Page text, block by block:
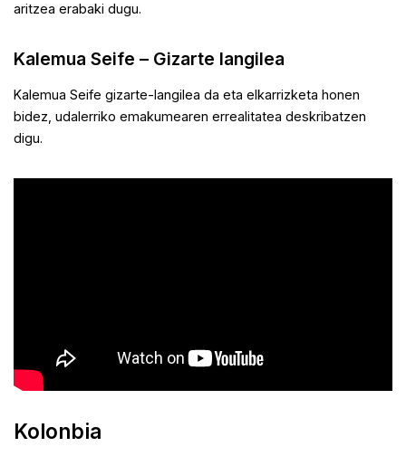
aritzea erabaki dugu.
Kalemua Seife – Gizarte langilea
Kalemua Seife gizarte-langilea da eta elkarrizketa honen
bidez, udalerriko emakumearen errealitatea deskribatzen
digu.
Kolonbia